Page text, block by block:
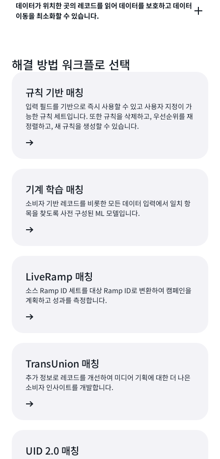
시키거나 비즈니스 요구 사항에 따라 퍼지 알고리즘을
사용할 수 있습니다.
이터세트 및 ID를 통해 레코드를 연결하고 개선하여 고
객에 대한 이해를 높이고 접근 범위를 넓히며 참여도를
데이터가 위치한 곳의 레코드를 읽어 데이터를 보호하고 데이터
이동을 최소화할 수 있습니다.
를 개선합니다.
해결 방법 워크플로 선택
규칙 기반 매칭
입력 필드를 기반으로 즉시 사용할 수 있고 사용자 지정이 가
능한 규칙 세트입니다. 또한 규칙을 삭제하고, 우선순위를 재
정렬하고, 새 규칙을 생성할 수 있습니다.
기계 학습 매칭
소비자 기반 레코드를 비롯한 모든 데이터 입력에서 일치 항
목을 찾도록 사전 구성된 ML 모델입니다.
LiveRamp 매칭
소스 Ramp ID 세트를 대상 Ramp ID로 변환하여 캠페인을
계획하고 성과를 측정합니다.
TransUnion 매칭
추가 정보로 레코드를 개선하여 미디어 기획에 대한 더 나은
소비자 인사이트를 개발합니다.
UID 2.0 매칭